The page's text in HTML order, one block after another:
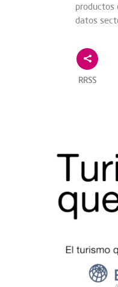
productos
datos
RRSS